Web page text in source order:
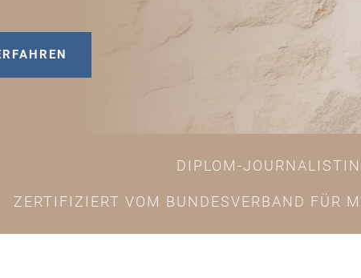
DIPLOM-
ZERTIFIZIERT VOM BUNDESVERBAND FÜR